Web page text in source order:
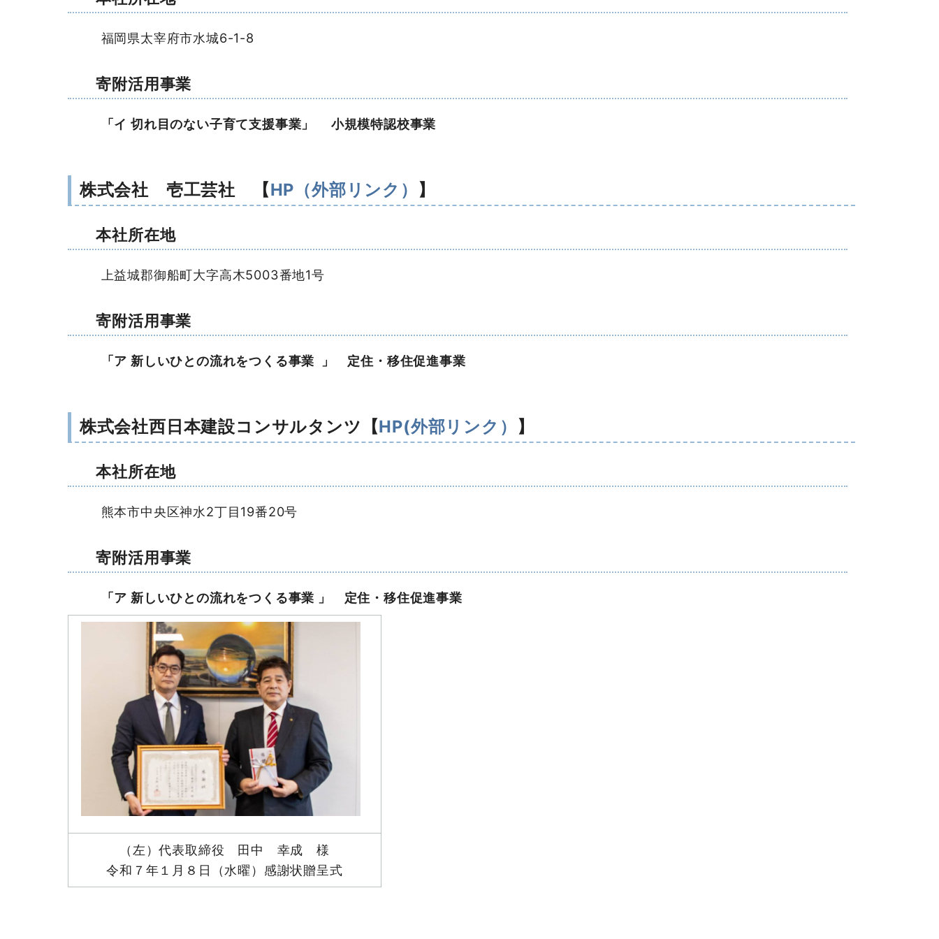
福岡県太宰府市水城6-1-8
寄附活用事業
「イ 切れ目のない子育て支援事業」 小規模特認校事業
株式会社 壱工芸社 【HP（外部リンク） 】
本社所在地
上益城郡御船町大字高木5003番地1号
寄附活用事業
「ア 新しいひとの流れをつくる事業 」 定住・移住促進事業
株式会社西日本建設コンサルタンツ【HP(外部リンク） 】
本社所在地
熊本市中央区神水2丁目19番20号
寄附活用事業
「ア 新しいひとの流れをつくる事業 」 定住・移住促進事業
（左）代表取締役 田中 幸成 様
令和７年１月８日（水曜）感謝状贈呈式